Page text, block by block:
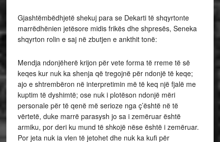
Gjashtëmbëdhjetë shekuj para se Dekarti të shqyrtonte
marrëdhënien jetësore midis frikës dhe shpresës, Seneka
shqyrton rolin e saj në zbutjen e ankthit tonë:
Mendja ndonjëherë krijon për vete forma të rreme të së
keqes kur nuk ka shenja që tregojnë për ndonjë të keqe;
ajo e shtrembëron në interpretimin më të keq një fjalë me
kuptim të dyshimtë; ose nuk i plotëson ndonjë mëri
personale për të qenë më serioze nga ç’është në të
vërtetë, duke marrë parasysh jo sa i zemëruar është
armiku, por deri ku mund të shkojë nëse është i zemëruar.
Por jeta nuk ia vlen të jetohet dhe nuk ka kufi për